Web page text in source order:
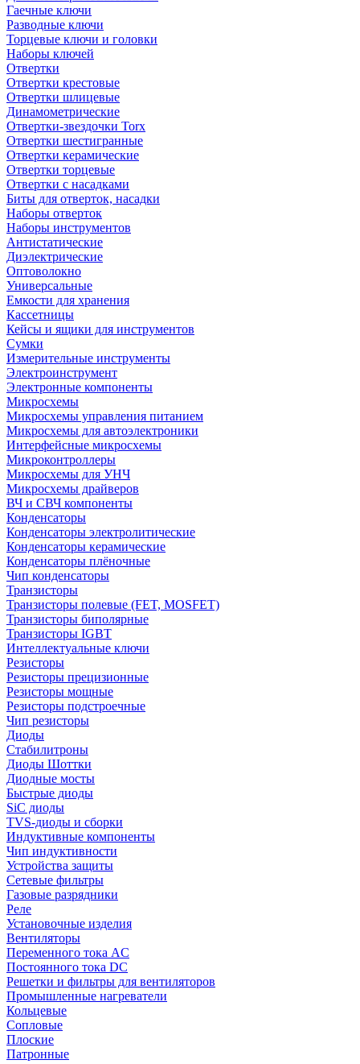
Гаечные ключи
Разводные ключи
Торцевые ключи и головки
Наборы ключей
Отвертки
Отвертки крестовые
Отвертки шлицевые
Динамометрические
Отвертки-звездочки Torx
Отвертки шестигранные
Отвертки керамические
Отвертки торцевые
Отвертки с насадками
Биты для отверток, насадки
Наборы отверток
Наборы инструментов
Антистатические
Диэлектрические
Оптоволокно
Универсальные
Емкости для хранения
Кассетницы
Кейсы и ящики для инструментов
Сумки
Измерительные инструменты
Электроинструмент
Электронные компоненты
Микросхемы
Микросхемы управления питанием
Микросхемы для автоэлектроники
Интерфейсные микросхемы
Микроконтроллеры
Микросхемы для УНЧ
Микросхемы драйверов
ВЧ и СВЧ компоненты
Конденсаторы
Конденсаторы электролитические
Конденсаторы керамические
Конденсаторы плёночные
Чип конденсаторы
Транзисторы
Транзисторы полевые (FET, MOSFET)
Транзисторы биполярные
Транзисторы IGBT
Интеллектуальные ключи
Резисторы
Резисторы прецизионные
Резисторы мощные
Резисторы подстроечные
Чип резисторы
Диоды
Стабилитроны
Диоды Шоттки
Диодные мосты
Быстрые диоды
SiC диоды
TVS-диоды и сборки
Индуктивные компоненты
Чип индуктивности
Устройства защиты
Сетевые фильтры
Газовые разрядники
Реле
Установочные изделия
Вентиляторы
Переменного тока AC
Постоянного тока DC
Решетки и фильтры для вентиляторов
Промышленные нагреватели
Кольцевые
Сопловые
Плоские
Патронные